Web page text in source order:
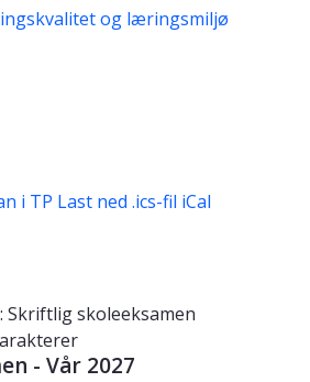
og læringsmiljø
i TP Last ned .ics-fil iCal
skoleeksamen
- Vår 2027